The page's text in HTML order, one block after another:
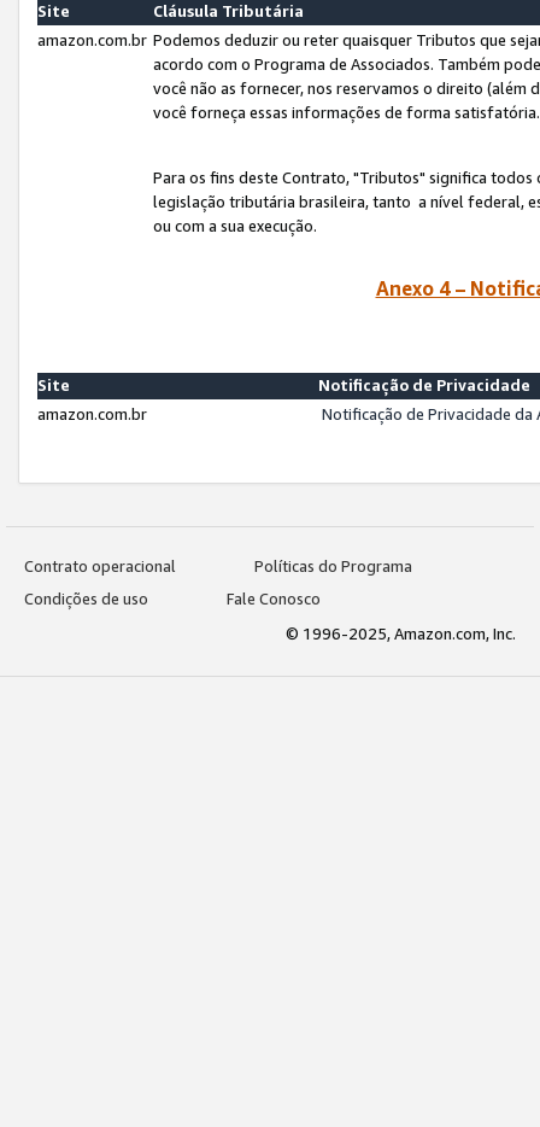
Site
Cláusula Tributária
amazon.com.br Podemos deduzir ou reter quaisquer Tributos que
acordo com o Programa de Associados. Também
você não as fornecer, nos reservamos o direito (além
você forneça essas informações de forma
Para os fins deste Contrato, "Tributos" significa
legislação tributária brasileira, tanto a nível federal,
ou com a sua execução.
Anexo 4 –
Site
Notificação de Privacidade
amazon.com.br
Notificação de Privacidade
Contrato operacional
Políticas do Programa
Condições de uso
Fale Conosco
© 1996-2025, Amazon.com, Inc.